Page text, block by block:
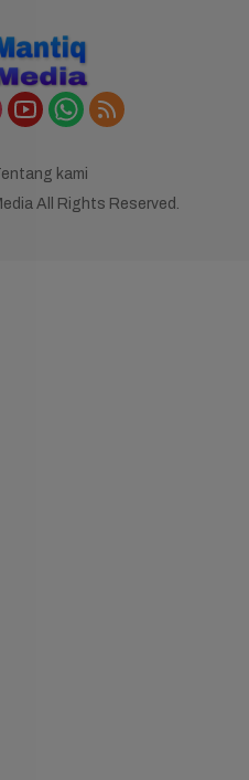
kami
All Rights Reserved.